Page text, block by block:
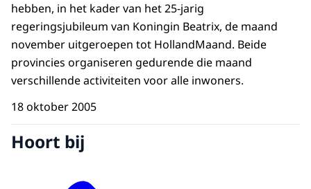
hebben, in het kader van het 25-jarig
regeringsjubileum van Koningin Beatrix, de maand
november uitgeroepen tot HollandMaand. Beide
provincies organiseren gedurende die maand
verschillende activiteiten voor alle inwoners.
18 oktober 2005
Hoort bij